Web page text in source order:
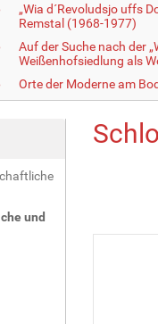
„Wia d´Revoludsjo uffs
Remstal (1968-1977)
Auf der Suche nach der
Weißenhofsiedlung als
Orte der Moderne am
und